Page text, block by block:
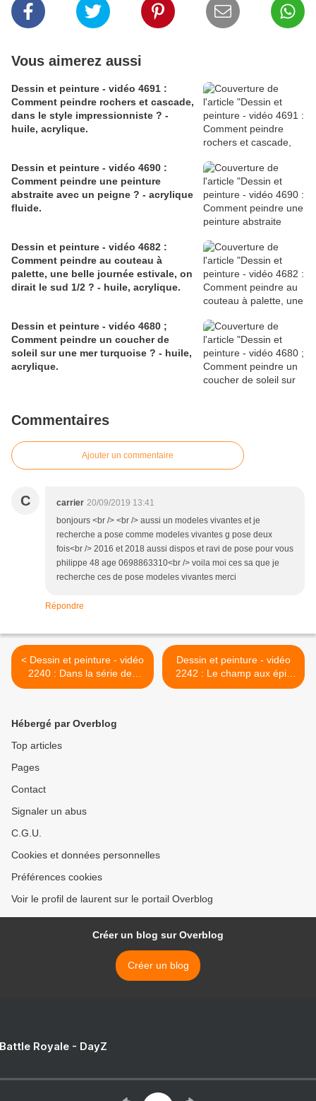
Vous aimerez aussi
Dessin et peinture - vidéo 4691 :
Comment peindre rochers et cascade,
dans le style impressionniste ? -
huile, acrylique.
Dessin et peinture - vidéo 4690 :
Comment peindre une peinture
abstraite avec un peigne ? - acrylique
fluide.
Dessin et peinture - vidéo 4682 :
Comment peindre au couteau à
palette, une belle journée estivale, on
dirait le sud 1/2 ? - huile, acrylique.
Dessin et peinture - vidéo 4680 ;
Comment peindre un coucher de
soleil sur une mer turquoise ? - huile,
acrylique.
Commentaires
Ajouter un commentaire
C carrier 20/09/2019 13:41
bonjours <br /> <br /> aussi un modeles vivantes et je
recherche a pose comme modeles vivantes g pose deux
fois<br /> 2016 et 2018 aussi dispos et ravi de pose pour vous
philippe 48 age 0698863310<br /> voila moi ces sa que je
recherche ces de pose modeles vivantes merci
Répondre
< Dessin et peinture - vidéo
2240 : Dans la série des
peintures colorées - le
Dessin et peinture - vidéo
2242 : Le champ aux épis
de blé - peinture aquarelle.
Hébergé par Overblog
Top articles
Pages
Contact
Signaler un abus
C.G.U.
Cookies et données personnelles
Préférences cookies
Voir le profil de laurent sur le portail Overblog
Créer un blog sur Overblog
Créer un blog
Royale - DayZ